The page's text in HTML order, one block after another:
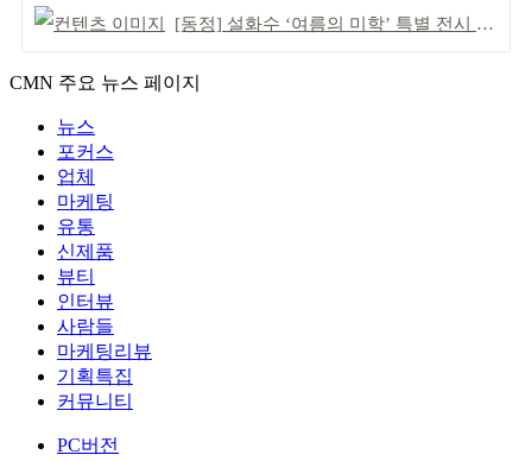
[동정] 설화수 ‘여름의 미학’ 특별 전시 개최
CMN 주요 뉴스 페이지
뉴스
포커스
업체
마케팅
유통
신제품
뷰티
인터뷰
사람들
마케팅리뷰
기획특집
커뮤니티
PC버전